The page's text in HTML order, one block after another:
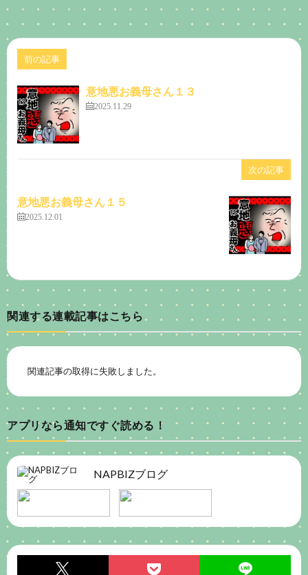
前の記事
意地悪お義母さん１３
2025.11.29
次の記事
意地悪お義母さん１５
2025.12.01
関連する連載記事はこちら
関連記事の取得に失敗しました。
アプリなら通知ですぐ読める！
NAPBIZブログ